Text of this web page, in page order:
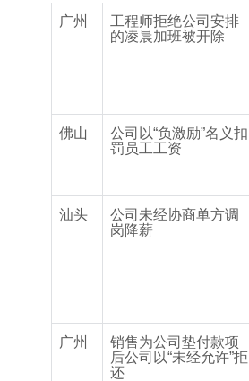
广州
工程师拒绝公司安排
的凌晨加班被开除
佛山 公司以“负激励”名义扣
罚员工工资
汕头
公司未经协商单方调
岗降薪
广州
销售为公司垫付款项
后公司以“未经允许”拒
还